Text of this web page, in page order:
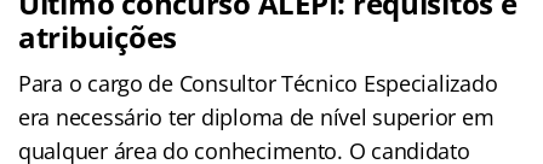
atribuições
Para o cargo de Consultor Técnico Especializado
era necessário ter diploma de nível superior em
qualquer área do conhecimento. O candidato